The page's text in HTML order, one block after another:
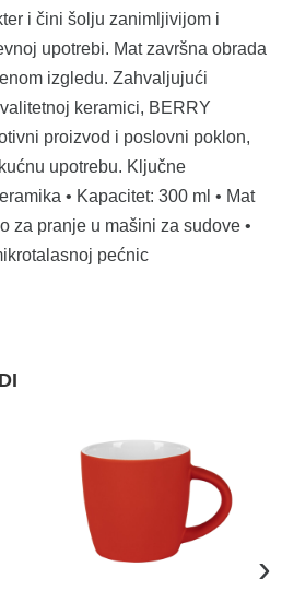
i čini šolju zanimljivijom i
upotrebi. Mat završna obrada
izgledu. Zahvaljujući
keramici, BERRY
proizvod i poslovni poklon,
upotrebu. Ključne
• Kapacitet: 300 ml • Mat
za pranje u mašini za sudove •
pećnic
›